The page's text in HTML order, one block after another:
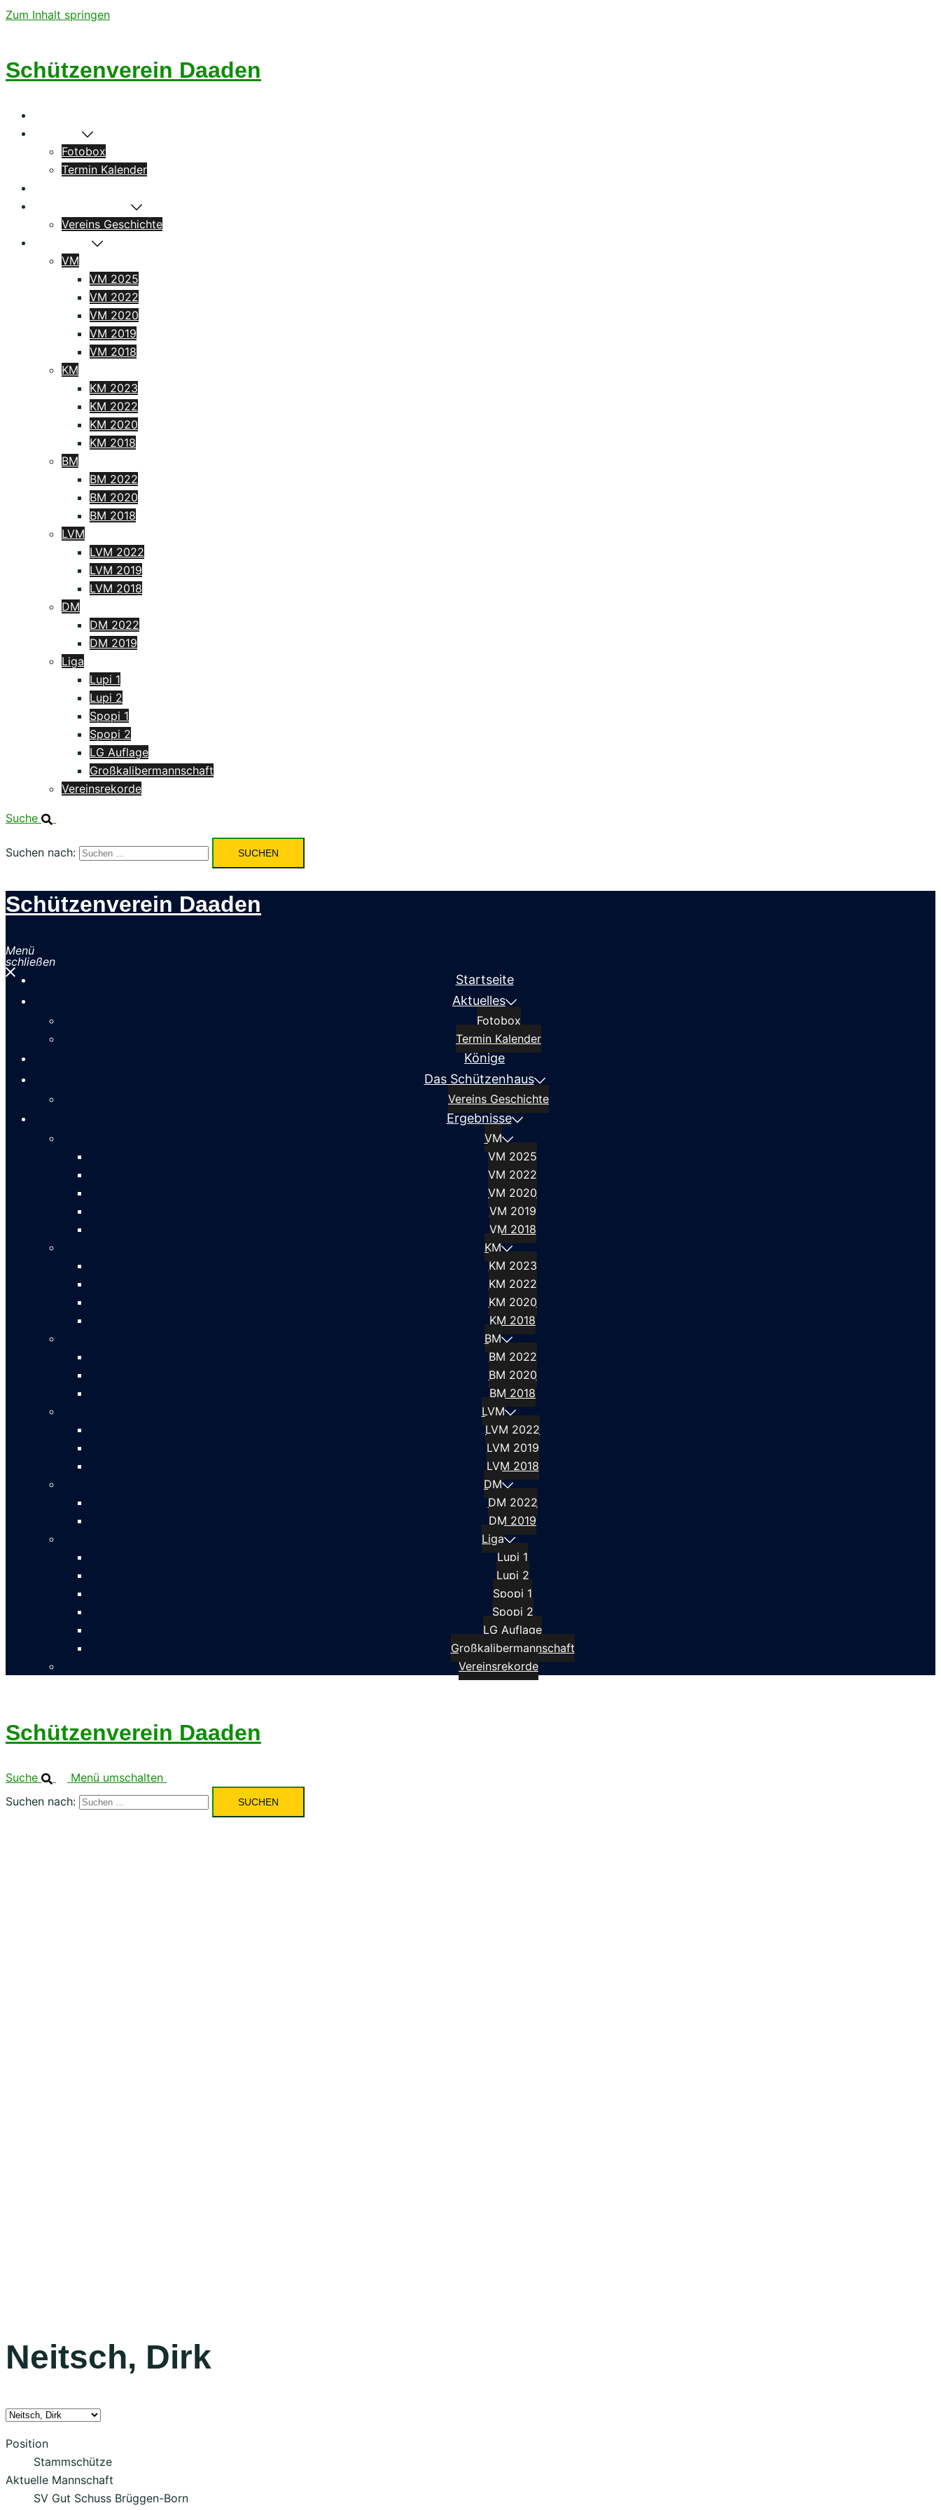
Zum Inhalt springen
Schützenverein Daaden
Fotobox
Termin Kalender
Vereins Geschichte
VM
VM 2025
VM 2022
VM 2020
VM 2019
VM 2018
KM
KM 2023
KM 2022
KM 2020
KM 2018
BM
BM 2022
BM 2020
BM 2018
LVM
LVM 2022
LVM 2019
LVM 2018
DM
DM 2022
DM 2019
Liga
Lupi 1
Lupi 2
Spopi 1
Spopi 2
LG Auflage
Großkalibermannschaft
Vereinsrekorde
Suche
Suchen nach:
Schützenverein Daaden
Menü
schließen
Startseite
Aktuelles
Fotobox
Termin Kalender
Könige
Das Schützenhaus
Vereins Geschichte
Ergebnisse
VM
VM 2025
VM 2022
VM 2020
VM 2019
VM 2018
KM
KM 2023
KM 2022
KM 2020
KM 2018
BM
BM 2022
BM 2020
BM 2018
LVM
LVM 2022
LVM 2019
LVM 2018
DM
DM 2022
DM 2019
Liga
Lupi 1
Lupi 2
Spopi 1
Spopi 2
LG Auflage
Großkalibermannschaft
Vereinsrekorde
Schützenverein Daaden
Suche
Menü umschalten
Suchen nach:
Neitsch, Dirk
Position
Stammschütze
Aktuelle Mannschaft
SV Gut Schuss Brüggen-Born